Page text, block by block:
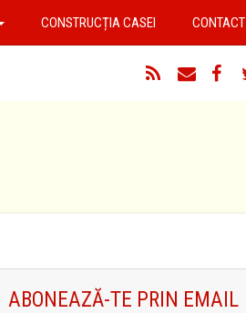
CONSTRUCȚIA CASEI CONTACT
ABONEAZĂ-TE PRIN EMAIL